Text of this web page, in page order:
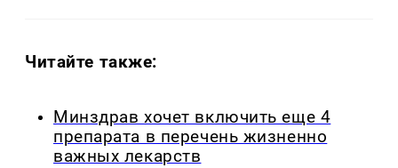
Читайте также:
Минздрав хочет включить еще 4
препарата в перечень жизненно
важных лекарств